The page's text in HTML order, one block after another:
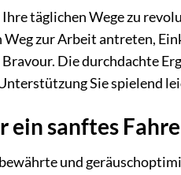
täglichen Wege zu
zur Arbeit antreten,
Die durchdachte
Sie spielend
ein sanftes
und